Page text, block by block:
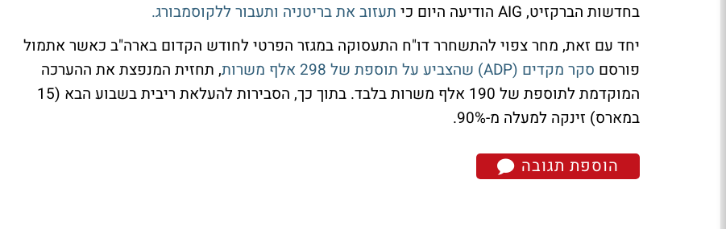
בחדשות הברקזיט, AIG הודיעה היום כי
תעזוב את בריטניה ותעבור ללקוסמבורג.
יחד עם זאת, מחר צפוי להתשחרר דו"ח התעסוקה במגזר הפרטי לחודש הקדום בארה"ב כאשר אתמול
פורסם סקר מקדים (ADP) שהצביע על תוספת של 298 אלף משרות
, תחזית המנפצת את ההערכה
המוקדמת לתוספת של 190 אלף משרות בלבד. בתוך כך, הסבירות להעלאת ריבית בשבוע הבא (15
במארס) זינקה למעלה מ-90%.
הוספת תגובה